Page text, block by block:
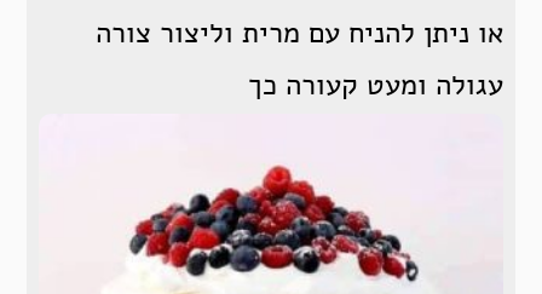
או ניתן להניח עם מרית וליצור צורה
עגולה ומעט קעורה כך